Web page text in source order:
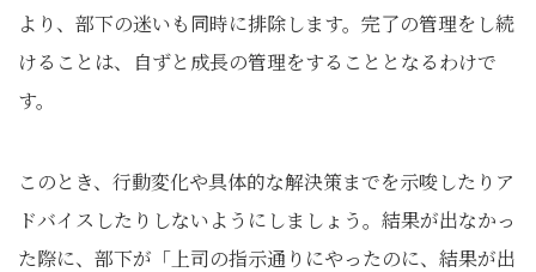
より、部下の迷いも同時に排除します。完了の管理をし続
けることは、自ずと成長の管理をすることとなるわけで
す。
このとき、行動変化や具体的な解決策までを示唆したりア
ドバイスしたりしないようにしましょう。結果が出なかっ
た際に、部下が「上司の指示通りにやったのに、結果が出